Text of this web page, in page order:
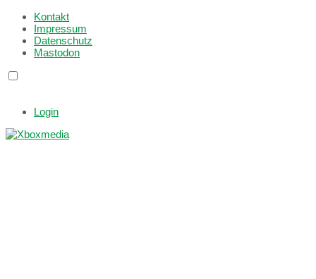
Kontakt
Impressum
Datenschutz
Mastodon
Login